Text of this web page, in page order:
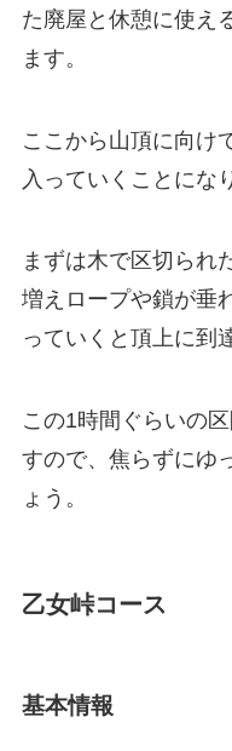
た廃屋と休憩に使え
ます。
ここから山頂に向け
入っていくことにな
まずは木で区切られ
増えロープや鎖が垂
っていくと頂上に到
この1時間ぐらいの
すので、焦らずにゆ
ょう。
乙女峠コース
基本情報